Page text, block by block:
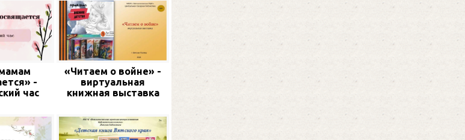
-
час
«Читаем о войне» -
виртуальная
книжная выставка